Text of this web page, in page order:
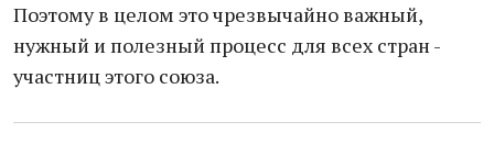
Поэтому в целом это чрезвычайно важный,
нужный и полезный процесс для всех стран -
участниц этого союза.